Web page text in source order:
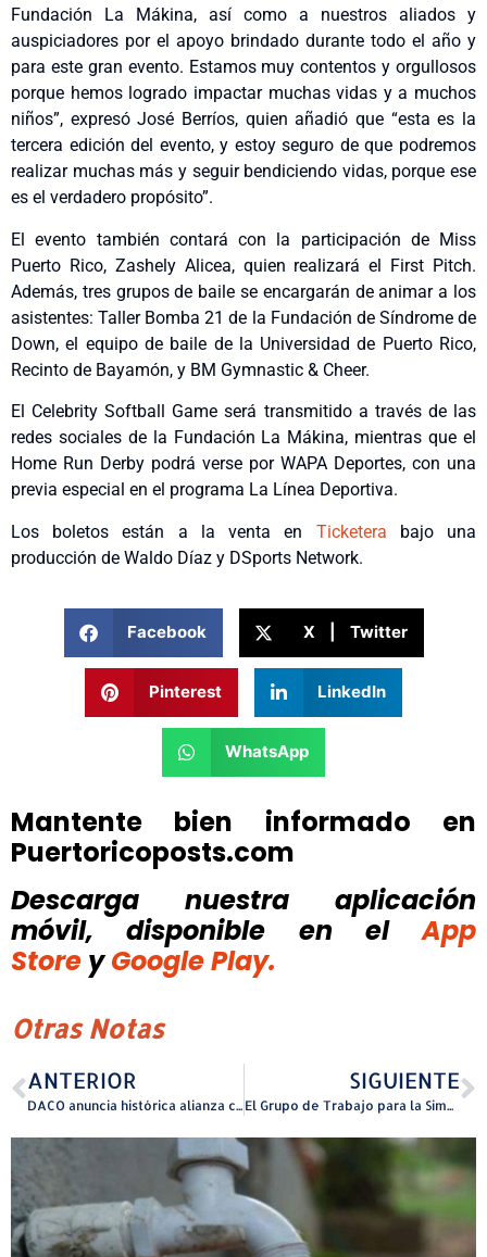
Fundación La Mákina, así como a nuestros aliados y
auspiciadores por el apoyo brindado durante todo el año y
para este gran evento. Estamos muy contentos y orgullosos
porque hemos logrado impactar muchas vidas y a muchos
niños”, expresó José Berríos, quien añadió que “esta es la
tercera edición del evento, y estoy seguro de que podremos
realizar muchas más y seguir bendiciendo vidas, porque ese
es el verdadero propósito”.
El evento también contará con la participación de Miss
Puerto Rico, Zashely Alicea, quien realizará el First Pitch.
Además, tres grupos de baile se encargarán de animar a los
asistentes: Taller Bomba 21 de la Fundación de Síndrome de
Down, el equipo de baile de la Universidad de Puerto Rico,
Recinto de Bayamón, y BM Gymnastic & Cheer.
El Celebrity Softball Game será transmitido a través de las
redes sociales de la Fundación La Mákina, mientras que el
Home Run Derby podrá verse por WAPA Deportes, con una
previa especial en el programa La Línea Deportiva.
Los boletos están a la venta en Ticketera bajo una
producción de Waldo Díaz y DSports Network.
Facebook X | Twitter
Pinterest LinkedIn
WhatsApp
Mantente bien informado en
Puertoricoposts.com
Descarga nuestra aplicación
móvil, disponible
en el
App
Store y Google Play.
Otras Notas
ANTERIOR
DACO anuncia histórica alianza con agencias y el sector privado para defender al consumidor
SIGUIENTE
El Grupo de Trabajo para la Simplificación de Permisos en Puerto Rico presenta hoja de ruta para transformar el sistema de permisos